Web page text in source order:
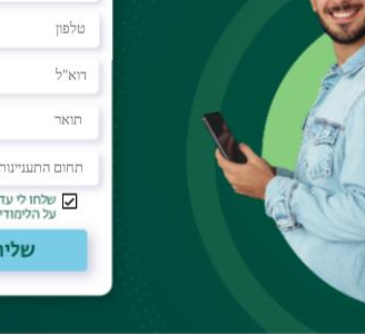
דוגמה לשילוב מצליח בין
והרגשה שלעשייה שלי יש